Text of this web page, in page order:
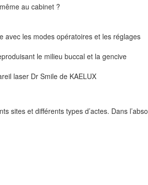
au cabinet ?
avec les modes opératoires et les réglages
le milieu buccal et la gencive
laser Dr Smile de KAELUX
sites et différents types d’actes. Dans